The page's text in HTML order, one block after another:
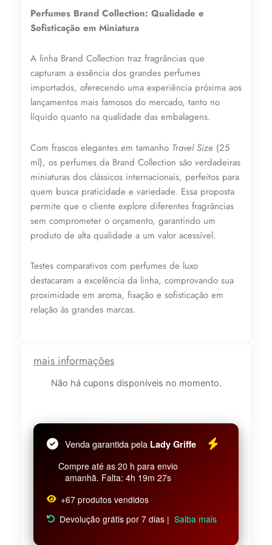
mais informações
Não há cupons disponíveis no momento.
Venda garantida pela Lady Griffe
Compre até as 20 h para envio
amanhã. Falta: 4h 19m 27s
+67 produtos vendidos
Devolução grátis por 7 dias | Saiba mais
Revenda por
R$96,99
Compre por
R$55,28
6x de R$9,21sem juros
253
-
Perfumes Brand Collection: Qualidade e
Sofisticação em Miniatura
A linha Brand Collection traz fragrâncias que
capturam a essência dos grandes perfumes
importados, oferecendo uma experiência próxima aos
lançamentos mais famosos do mercado, tanto no
líquido quanto na qualidade das embalagens.
Com frascos elegantes em tamanho Travel Size (25
ml), os perfumes da Brand Collection são verdadeiras
miniaturas dos clássicos internacionais, perfeitos para
quem busca praticidade e variedade. Essa proposta
permite que o cliente explore diferentes fragrâncias
sem comprometer o orçamento, garantindo um
produto de alta qualidade a um valor acessível.
Testes comparativos com perfumes de luxo
destacaram a excelência da linha, comprovando sua
proximidade em aroma, fixação e sofisticação em
relação às grandes marcas.